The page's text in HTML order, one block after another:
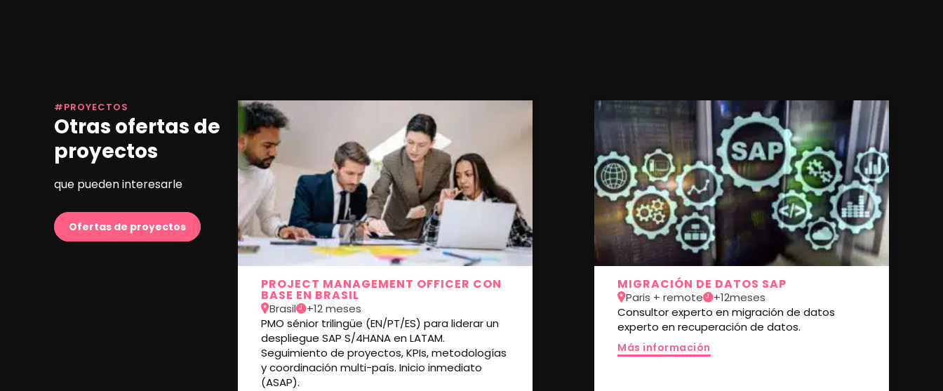
#PROYECTOS
Otras ofertas de
proyectos
que pueden interesarle
Ofertas de proyectos
PROJECT MANAGEMENT OFFICER CON
BASE EN BRASIL
Brasil
+12 meses
PMO sénior trilingüe (EN/PT/ES) para liderar un
despliegue SAP S/4HANA en LATAM.
Seguimiento de proyectos, KPIs, metodologías
y coordinación multi-país. Inicio inmediato
(ASAP).
MIGRACIÓN DE DATOS SAP
Paris + remote
+12meses
Consultor experto en migración de datos
experto en recuperación de datos.
Más información